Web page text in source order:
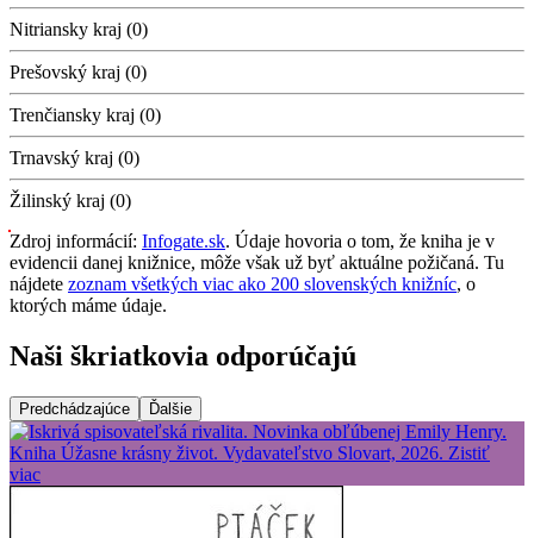
Nitriansky kraj (0)
Prešovský kraj (0)
Trenčiansky kraj (0)
Trnavský kraj (0)
Žilinský kraj (0)
Zdroj informácií: Infogate.sk. Údaje hovoria o tom, že kniha je v
evidencii danej knižnice, môže však už byť aktuálne požičaná. Tu
nájdete zoznam všetkých viac ako 200 slovenských knižníc, o
ktorých máme údaje.
Naši škriatkovia odporúčajú
Predchádzajúce Ďalšie